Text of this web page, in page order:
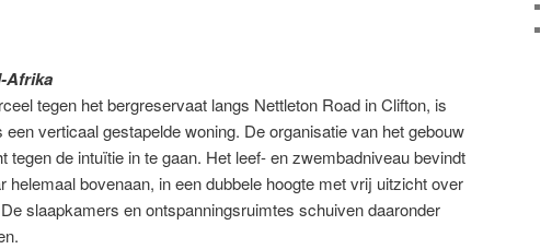
Afrika
tegen het bergreservaat langs Nettleton Road in Clifton, is
verticaal gestapelde woning. De organisatie van het gebouw
tegen de intuïtie in te gaan. Het leef- en zwembadniveau bevindt
helemaal bovenaan, in een dubbele hoogte met vrij uitzicht over
slaapkamers en ontspanningsruimtes schuiven daaronder